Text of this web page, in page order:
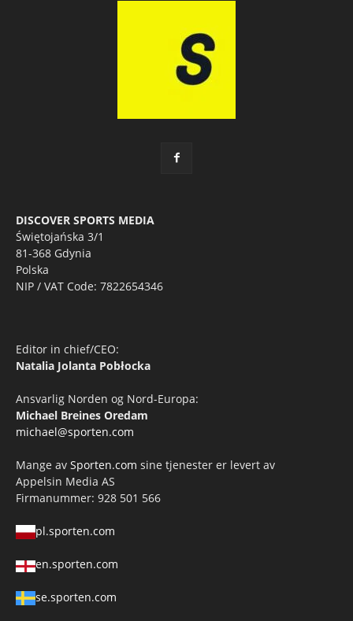
DISCOVER SPORTS MEDIA
Świętojańska 3/1
81-368 Gdynia
Polska
NIP / VAT Code: 7822654346
Editor in chief/CEO:
Natalia Jolanta Pobłocka
Ansvarlig Norden og Nord-Europa:
Michael Breines Oredam
michael@sporten.com
Mange av Sporten.com sine tjenester er levert av
Appelsin Media AS
Firmanummer: 928 501 566
pl.sporten.com
en.sporten.com
se.sporten.com